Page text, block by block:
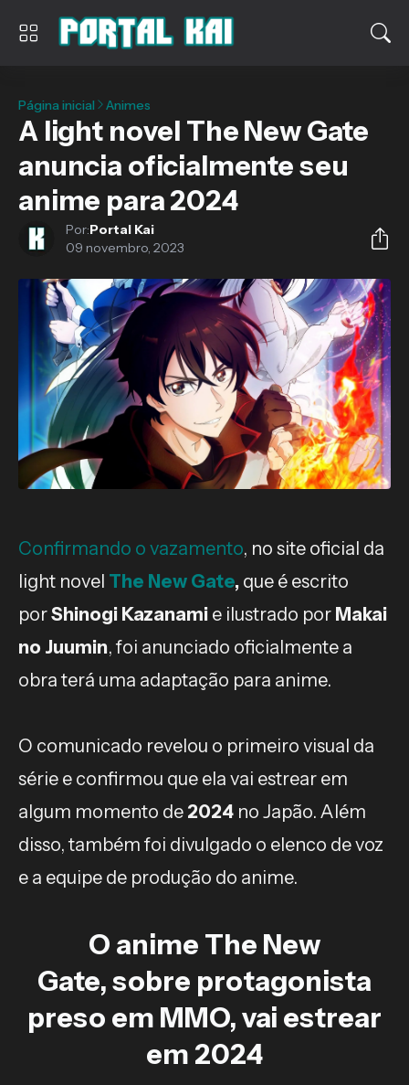
Página inicial Animes
A light novel The New Gate
anuncia oficialmente seu
anime para 2024
Por:Portal Kai
09 novembro, 2023
Confirmando o vazamento, no site oficial da
light novel The New Gate, que é escrito
porShinogi Kazanami e ilustrado por Makai
no Juumin, foi anunciado oficialmente a
obra terá uma adaptação para anime.
O comunicado revelou o primeiro visual da
série e confirmou que ela vai estrear em
algum momento de 2024 no Japão. Além
disso, também foi divulgado o elenco de voz
e a equipe de produção do anime.
O anime The New
Gate, sobre protagonista
preso em MMO, vai estrear
em 2024